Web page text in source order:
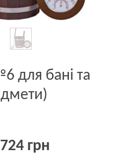
для бані та
грн